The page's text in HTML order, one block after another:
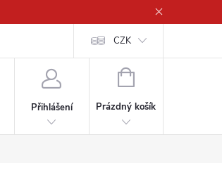
CZK
Přihlášení
NÁKUPNÍ
Prázdný košík